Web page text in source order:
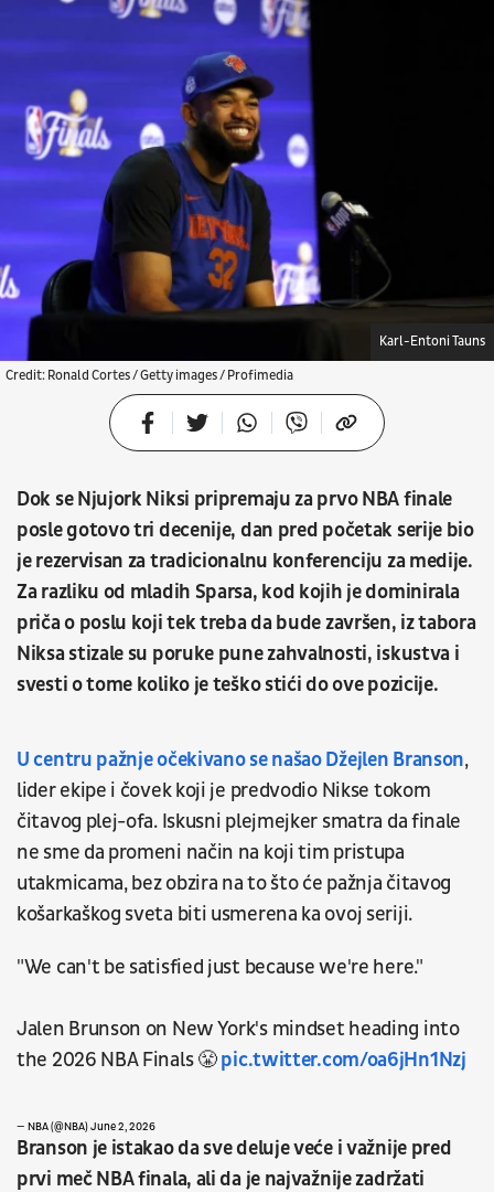
Credit: Ronald Cortes / Getty images / Profimedia
Karl-Entoni Tauns
Dok se Njujork Niksi pripremaju za prvo NBA finale
posle gotovo tri decenije, dan pred početak serije bio
je rezervisan za tradicionalnu konferenciju za medije.
Za razliku od mladih Sparsa, kod kojih je dominirala
priča o poslu koji tek treba da bude završen, iz tabora
Niksa stizale su poruke pune zahvalnosti, iskustva i
svesti o tome koliko je teško stići do ove pozicije.
U centru pažnje očekivano se našao Džejlen Branson,
lider ekipe i čovek koji je predvodio Nikse tokom
čitavog plej-ofa. Iskusni plejmejker smatra da finale
ne sme da promeni način na koji tim pristupa
utakmicama, bez obzira na to što će pažnja čitavog
košarkaškog sveta biti usmerena ka ovoj seriji.
"We can't be satisfied just because we're here."
Jalen Brunson on New York's mindset heading into
the 2026 NBA Finals 😤pic.twitter.com/oa6jHn1Nzj
— NBA (@NBA)June 2, 2026
Branson je istakao da sve deluje veće i važnije pred
prvi meč NBA finala, ali da je najvažnije zadržati